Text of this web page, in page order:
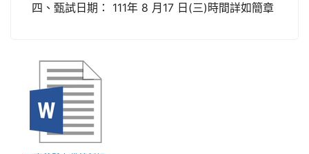
四、甄試日期： 111年 8 月17 日(三)時間詳如簡章